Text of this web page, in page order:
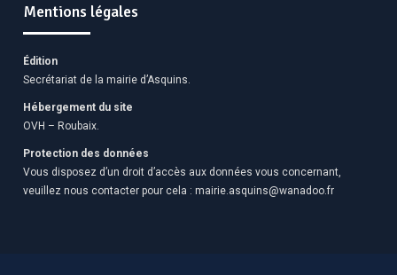
Mentions légales
Édition
Secrétariat de la mairie d’Asquins.
Hébergement du site
OVH – Roubaix.
Protection des données
Vous disposez d’un droit d’accès aux données vous concernant,
veuillez nous contacter pour cela :mairie.asquins@wanadoo.fr